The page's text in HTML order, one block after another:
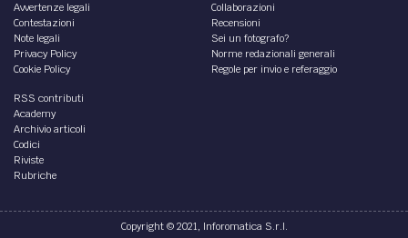
Avvertenze legali
Contestazioni
Note legali
Privacy Policy
Cookie Policy
Collaborazioni
Recensioni
Sei un fotografo?
Norme redazionali generali
Regole per invio e referaggio
RSS contributi
Academy
Archivio articoli
Codici
Riviste
Rubriche
Copyright © 2021, Inforomatica S.r.l.